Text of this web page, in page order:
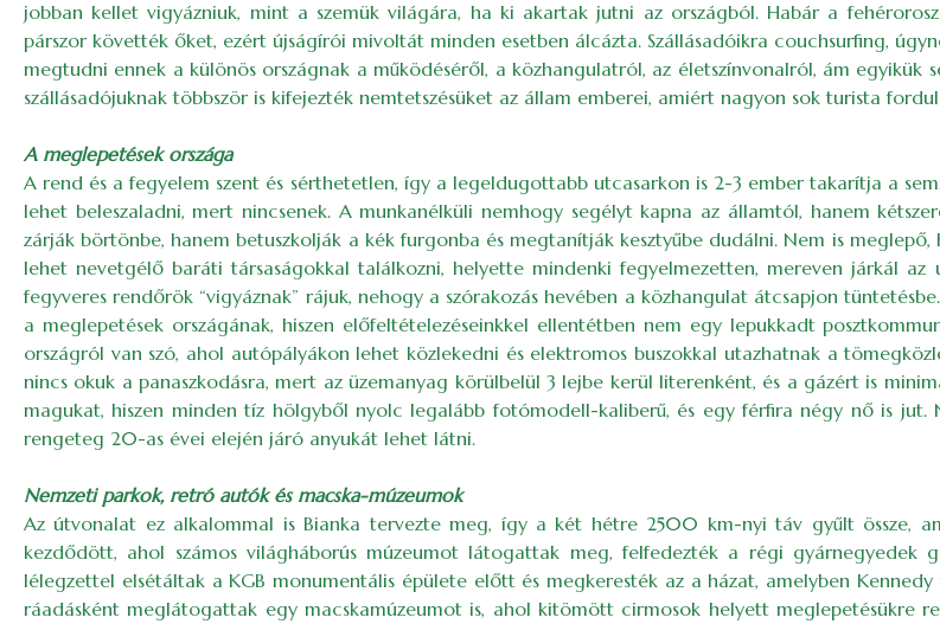
jobban kellet vigyázniuk, mint a szemük világára, ha ki akartak jutni az országból. Habár a
párszor követték őket, ezért újságírói mivoltát minden esetben álcázta. Szállásadóikra couchsurfing,
megtudni ennek a különös országnak a működéséről, a közhangulatról, az életszínvonalról, ám
szállásadójuknak többször is kifejezték nemtetszésüket az állam emberei, amiért nagyon sok turista
A meglepetések országa
A rend és a fegyelem szent és sérthetetlen, így a legeldugottabb utcasarkon is 2-3 ember takarítja a
lehet beleszaladni, mert nincsenek. A munkanélküli nemhogy segélyt kapna az államtól, hanem
zárják börtönbe, hanem betuszkolják a kék furgonba és megtanítják kesztyűbe dudálni. Nem is
lehet nevetgélő baráti társaságokkal találkozni, helyette mindenki fegyelmezetten, mereven járkál
fegyveres rendőrök “vigyáznak” rájuk, nehogy a szórakozás hevében a közhangulat átcsapjon
a meglepetések országának, hiszen előfeltételezéseinkkel ellentétben nem egy lepukkadt
országról van szó, ahol autópályákon lehet közlekedni és elektromos buszokkal utazhatnak a
nincs okuk a panaszkodásra, mert az üzemanyag körülbelül 3 lejbe kerül literenként, és a gázért is
magukat, hiszen minden tíz hölgyből nyolc legalább fotómodell-kaliberű, és egy férfira négy nő is
rengeteg 20-as évei elején járó anyukát lehet látni.
Nemzeti parkok, retró autók és macska-múzeumok
Az útvonalat ez alkalommal is Bianka tervezte meg, így a két hétre 2500 km-nyi táv gyűlt össze,
kezdődött, ahol számos világháborús múzeumot látogattak meg, felfedezték a régi
lélegzettel elsétáltak a KGB monumentális épülete előtt és megkeresték az a házat, amelyben
ráadásként meglátogattak egy macskamúzeumot is, ahol kitömött cirmosok helyett meglepetésükre